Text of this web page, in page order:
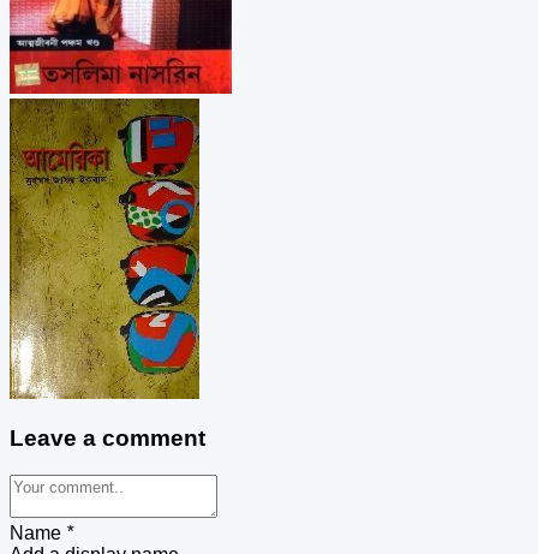
Leave a comment
Name *